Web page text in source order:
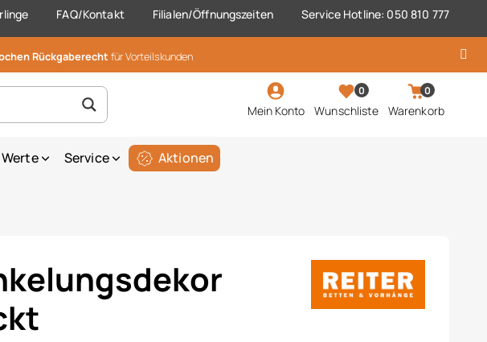
FAQ/Kontakt Filialen/Öffnungszeiten Service Hotline: 050 810 777
Rückgaberecht für Vorteilskunden
Mein Konto
0
Wunschliste
0
Warenkorb
Service Aktionen